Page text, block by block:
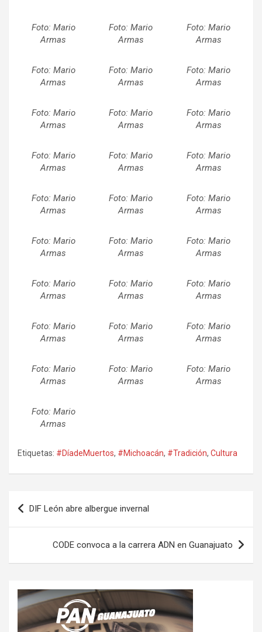
Foto: Mario
Armas
Foto: Mario
Armas
Foto: Mario
Armas
Foto: Mario
Armas
Foto: Mario
Armas
Foto: Mario
Armas
Foto: Mario
Armas
Foto: Mario
Armas
Foto: Mario
Armas
Foto: Mario
Armas
Foto: Mario
Armas
Foto: Mario
Armas
Foto: Mario
Armas
Foto: Mario
Armas
Foto: Mario
Armas
Foto: Mario
Armas
Foto: Mario
Armas
Foto: Mario
Armas
Foto: Mario
Armas
Foto: Mario
Armas
Foto: Mario
Armas
Foto: Mario
Armas
Foto: Mario
Armas
Foto: Mario
Armas
Foto: Mario
Armas
Foto: Mario
Armas
Foto: Mario
Armas
Foto: Mario
Armas
Etiquetas: #DíadeMuertos, #Michoacán, #Tradición, Cultura
Navegación
de
entradas
DIF León abre albergue invernal
CODE convoca a la carrera ADN en Guanajuato